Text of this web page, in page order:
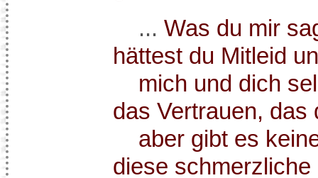
... Was du mir
hättest du Mitleid
mich und dich
das Vertrauen, das
aber gibt es
diese